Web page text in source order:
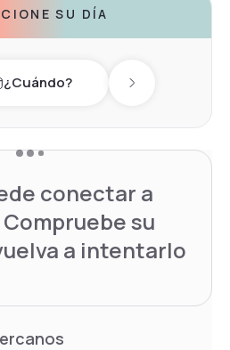
SU DÍA
¿Cuándo? Next day
conectar a
su
a intentarlo